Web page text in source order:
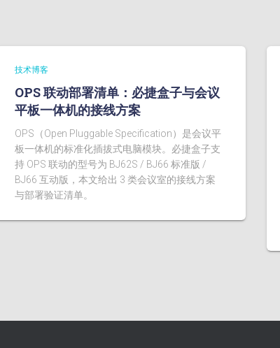
技术博客
OPS 联动部署清单：必捷盒子与会议
平板一体机的接线方案
OPS（Open Pluggable Specification）是会议平
板一体机的标准化插拔式电脑模块。必捷盒子支
持 OPS 联动的型号为 BJ62S / BJ66 标准版 /
BJ66 互动版，本文给出 3 类会议室的接线方案
与部署验证清单。